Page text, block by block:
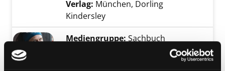
Verlag: München, Dorling
Kindersley
Mediengruppe: Sachbuch
quick and easy ; über 60 Rezepte